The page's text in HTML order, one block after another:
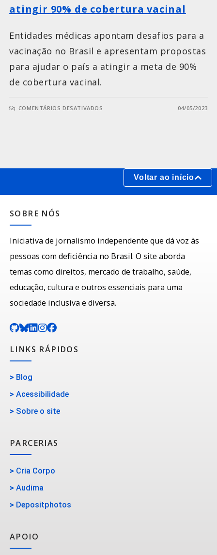
atingir 90% de cobertura vacinal
Entidades médicas apontam desafios para a
vacinação no Brasil e apresentam propostas
para ajudar o país a atingir a meta de 90%
de cobertura vacinal.
COMENTÁRIOS DESATIVADOS 04/05/2023
Voltar ao início
SOBRE NÓS
Iniciativa de jornalismo independente que dá voz às
pessoas com deficiência no Brasil. O site aborda
temas como direitos, mercado de trabalho, saúde,
educação, cultura e outros essenciais para uma
sociedade inclusiva e diversa.
LINKS RÁPIDOS
> Blog
> Acessibilidade
> Sobre o site
PARCERIAS
> Cria Corpo
> Audima
> Depositphotos
APOIO